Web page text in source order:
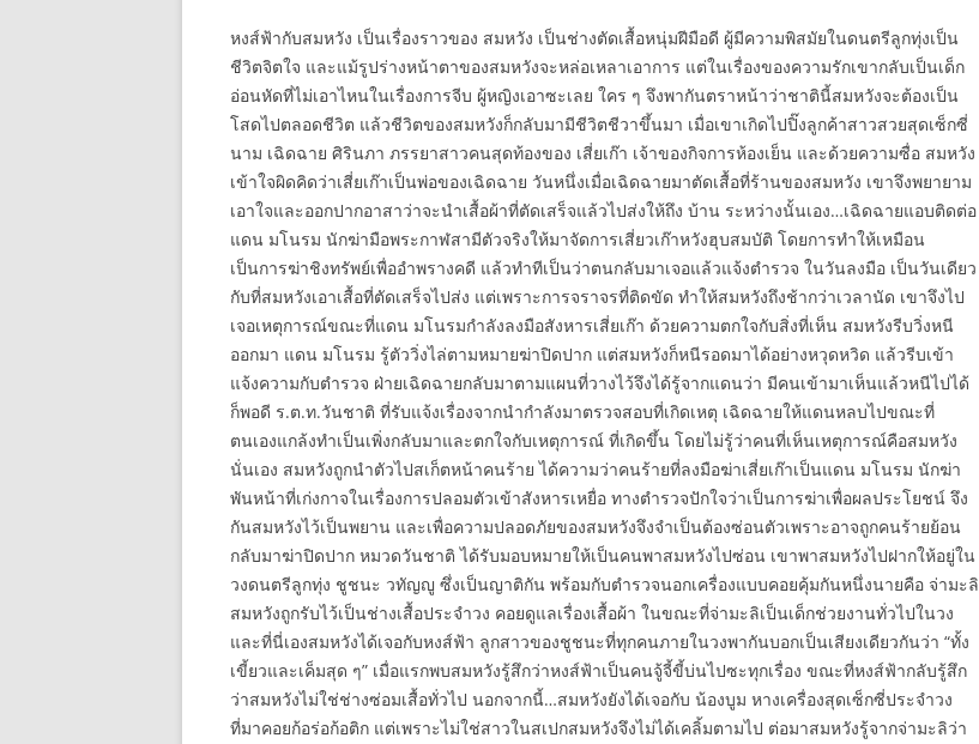
หงส์ฟ้ากับสมหวัง เป็นเรื่องราวของ สมหวัง เป็นช่างตัดเสื้อหนุ่มฝีมือดี ผู้มีความพิสมัยในดนตรีลูกทุ่งเป็น
ชีวิตจิตใจ และแม้รูปร่างหน้าตาของสมหวังจะหล่อเหลาเอาการ แต่ในเรื่องของความรักเขากลับเป็นเด็ก
อ่อนหัดที่ไม่เอาไหนในเรื่องการจีบ ผู้หญิงเอาซะเลย ใคร ๆ จึงพากันตราหน้าว่าชาตินี้สมหวังจะต้องเป็น
โสดไปตลอดชีวิต แล้วชีวิตของสมหวังก็กลับมามีชีวิตชีวาขึ้นมา เมื่อเขาเกิดไปปิ๊งลูกค้าสาวสวยสุดเซ็กซี่
นาม เฉิดฉาย ศิรินภา ภรรยาสาวคนสุดท้องของ เสี่ยเก๊า เจ้าของกิจการห้องเย็น และด้วยความซื่อ สมหวัง
เข้าใจผิดคิดว่าเสี่ยเก๊าเป็นพ่อของเฉิดฉาย วันหนึ่งเมื่อเฉิดฉายมาตัดเสื้อที่ร้านของสมหวัง เขาจึงพยายาม
เอาใจและออกปากอาสาว่าจะนำเสื้อผ้าที่ตัดเสร็จแล้วไปส่งให้ถึง บ้าน ระหว่างนั้นเอง…เฉิดฉายแอบติดต่อ
แดน มโนรม นักฆ่ามือพระกาฬสามีตัวจริงให้มาจัดการเสี่ยวเก๊าหวังฮุบสมบัติ โดยการทำให้เหมือน
เป็นการฆ่าชิงทรัพย์เพื่ออำพรางคดี แล้วทำทีเป็นว่าตนกลับมาเจอแล้วแจ้งตำรวจ ในวันลงมือ เป็นวันเดียว
กับที่สมหวังเอาเสื้อที่ตัดเสร็จไปส่ง แต่เพราะการจราจรที่ติดขัด ทำให้สมหวังถึงช้ากว่าเวลานัด เขาจึงไป
เจอเหตุการณ์ขณะที่แดน มโนรมกำลังลงมือสังหารเสี่ยเก๊า ด้วยความตกใจกับสิ่งที่เห็น สมหวังรีบวิ่งหนี
ออกมา แดน มโนรม รู้ตัววิ่งไล่ตามหมายฆ่าปิดปาก แต่สมหวังก็หนีรอดมาได้อย่างหวุดหวิด แล้วรีบเข้า
แจ้งความกับตำรวจ ฝ่ายเฉิดฉายกลับมาตามแผนที่วางไว้จึงได้รู้จากแดนว่า มีคนเข้ามาเห็นแล้วหนีไปได้
ก็พอดี ร.ต.ท.วันชาติ ที่รับแจ้งเรื่องจากนำกำลังมาตรวจสอบที่เกิดเหตุ เฉิดฉายให้แดนหลบไปขณะที่
ตนเองแกล้งทำเป็นเพิ่งกลับมาและตกใจกับเหตุการณ์ ที่เกิดขึ้น โดยไม่รู้ว่าคนที่เห็นเหตุการณ์คือสมหวัง
นั่นเอง สมหวังถูกนำตัวไปสเก็ตหน้าคนร้าย ได้ความว่าคนร้ายที่ลงมือฆ่าเสี่ยเก๊าเป็นแดน มโนรม นักฆ่า
พันหน้าที่เก่งกาจในเรื่องการปลอมตัวเข้าสังหารเหยื่อ ทางตำรวจปักใจว่าเป็นการฆ่าเพื่อผลประโยชน์ จึง
กันสมหวังไว้เป็นพยาน และเพื่อความปลอดภัยของสมหวังจึงจำเป็นต้องซ่อนตัวเพราะอาจถูกคนร้ายย้อน
กลับมาฆ่าปิดปาก หมวดวันชาติ ได้รับมอบหมายให้เป็นคนพาสมหวังไปซ่อน เขาพาสมหวังไปฝากให้อยู่ใน
วงดนตรีลูกทุ่ง ชูชนะ วทัญญู ซึ่งเป็นญาติกัน พร้อมกับตำรวจนอกเครื่องแบบคอยคุ้มกันหนึ่งนายคือ จ่ามะลิ
สมหวังถูกรับไว้เป็นช่างเสื้อประจำวง คอยดูแลเรื่องเสื้อผ้า ในขณะที่จ่ามะลิเป็นเด็กช่วยงานทั่วไปในวง
และที่นี่เองสมหวังได้เจอกับหงส์ฟ้า ลูกสาวของชูชนะที่ทุกคนภายในวงพากันบอกเป็นเสียงเดียวกันว่า “ทั้ง
เขี้ยวและเค็มสุด ๆ” เมื่อแรกพบสมหวังรู้สึกว่าหงส์ฟ้าเป็นคนจู้จี้ขี้บ่นไปซะทุกเรื่อง ขณะที่หงส์ฟ้ากลับรู้สึก
ว่าสมหวังไม่ใช่ช่างซ่อมเสื้อทั่วไป นอกจากนี้…สมหวังยังได้เจอกับ น้องบูม หางเครื่องสุดเซ็กซี่ประจำวง
ที่มาคอยก้อร่อก้อติก แต่เพราะไม่ใช่สาวในสเปกสมหวังจึงไม่ได้เคลิ้มตามไป ต่อมาสมหวังรู้จากจ่ามะลิว่า